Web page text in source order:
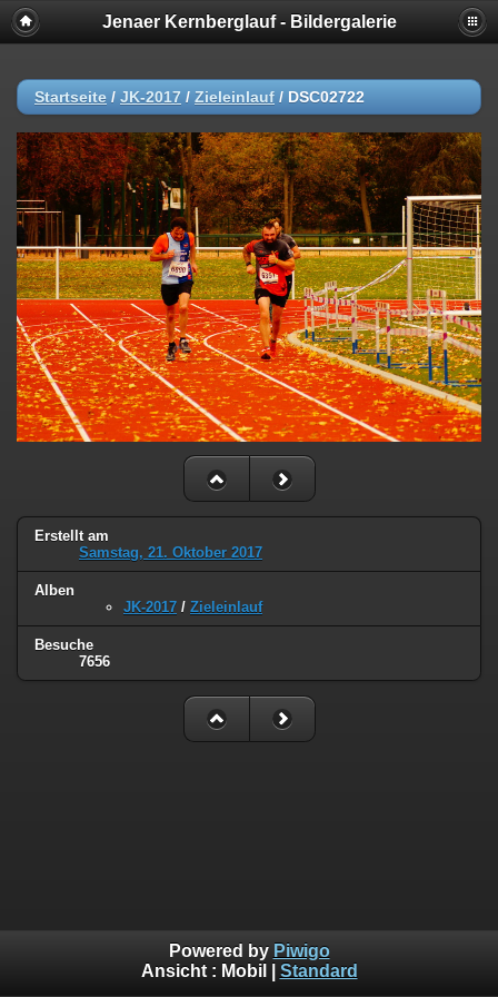
Jenaer Kernberglauf - Bildergalerie
Startseite / JK-2017 / Zieleinlauf / DSC02722
Erstellt am
Samstag, 21. Oktober 2017
Alben
JK-2017 / Zieleinlauf
Besuche
7656
Powered by Piwigo
Ansicht : Mobil Standard